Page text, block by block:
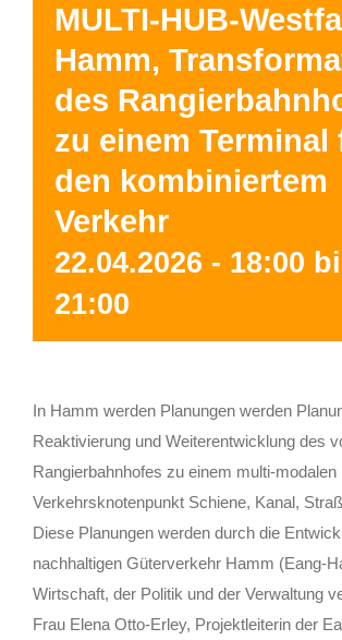
MULTI-HUB-
Hamm,
des
zu einem Terminal
den kombiniertem
Verkehr
22.04.2026 - 18:00
21:00
In Hamm werden Planungen werden
Reaktivierung und Weiterentwicklung des
Rangierbahnhofes zu einem multi-modalen
Verkehrsknotenpunkt Schiene, Kanal,
Diese Planungen werden durch die
nachhaltigen Güterverkehr Hamm (Eang-
Wirtschaft, der Politik und der Verwaltung
Frau Elena Otto-Erley, Projektleiterin der